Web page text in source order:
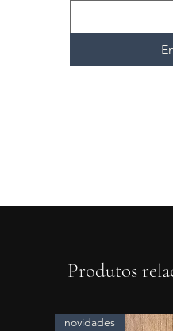
Produtos
novidades